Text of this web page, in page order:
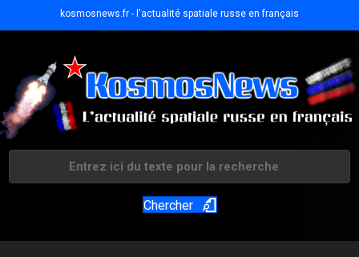
kosmosnews.fr - l'actualité spatiale russe en français
Chercher